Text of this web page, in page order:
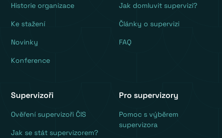
Historie organizace
Ke stažení
Novinky
Konference
Jak domluvit supervizi?
Články o supervizi
FAQ
Supervizoři
Ověření supervizoři ČIS
Jak se stát supervizorem?
Pro supervizory
Pomoc s výběrem
supervizora